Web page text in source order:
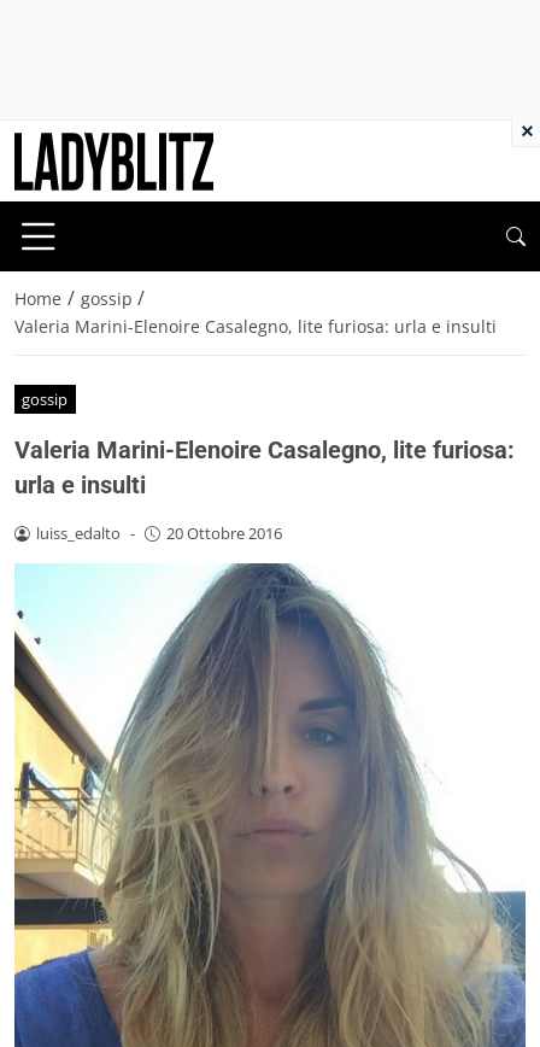
Home / gossip /
Valeria Marini-Elenoire Casalegno, lite furiosa: urla e insulti
gossip
Valeria Marini-Elenoire Casalegno, lite furiosa:
urla e insulti
luiss_edalto - 20 Ottobre 2016
×